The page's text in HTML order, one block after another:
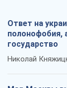
Ответ на
полонофобия,
государство
Николай